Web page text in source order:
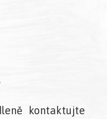
kontaktujte